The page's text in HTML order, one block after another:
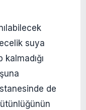
suya
de